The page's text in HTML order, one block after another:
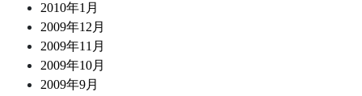
2010年1月
2009年12月
2009年11月
2009年10月
2009年9月